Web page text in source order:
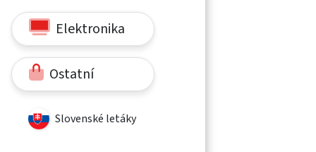
Elektronika
Ostatní
Slovenské letáky